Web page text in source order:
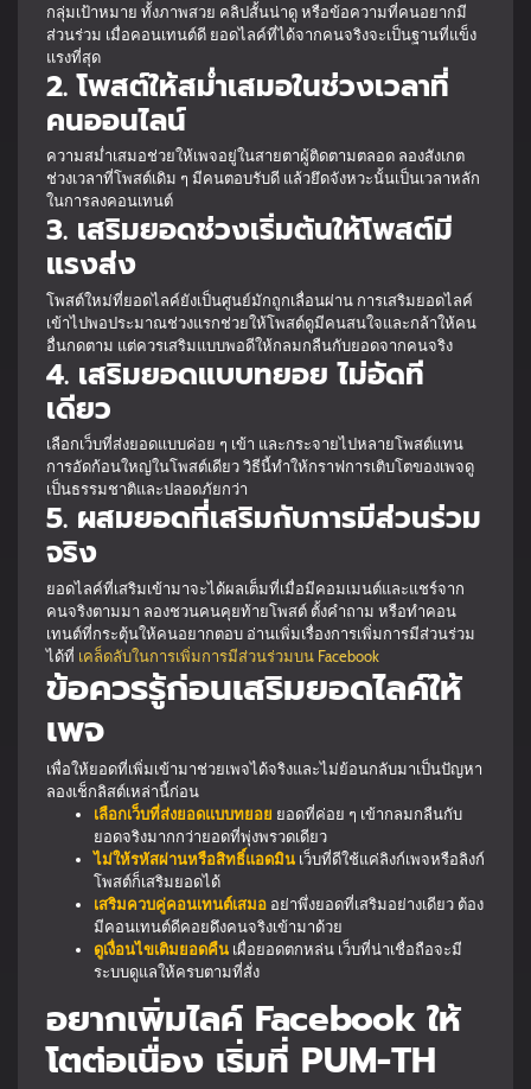
กลุ่มเป้าหมาย ทั้งภาพสวย คลิปสั้นน่าดู หรือข้อความที่คนอยากมี
ส่วนร่วม เมื่อคอนเทนต์ดี ยอดไลค์ที่ได้จากคนจริงจะเป็นฐานที่แข็ง
แรงที่สุด
2. โพสต์ให้สม่ำเสมอในช่วงเวลาที่
คนออนไลน์
ความสม่ำเสมอช่วยให้เพจอยู่ในสายตาผู้ติดตามตลอด ลองสังเกต
ช่วงเวลาที่โพสต์เดิม ๆ มีคนตอบรับดี แล้วยึดจังหวะนั้นเป็นเวลาหลัก
ในการลงคอนเทนต์
3. เสริมยอดช่วงเริ่มต้นให้โพสต์มี
แรงส่ง
โพสต์ใหม่ที่ยอดไลค์ยังเป็นศูนย์มักถูกเลื่อนผ่าน การเสริมยอดไลค์
เข้าไปพอประมาณช่วงแรกช่วยให้โพสต์ดูมีคนสนใจและกล้าให้คน
อื่นกดตาม แต่ควรเสริมแบบพอดีให้กลมกลืนกับยอดจากคนจริง
4. เสริมยอดแบบทยอย ไม่อัดที
เดียว
เลือกเว็บที่ส่งยอดแบบค่อย ๆ เข้า และกระจายไปหลายโพสต์แทน
การอัดก้อนใหญ่ในโพสต์เดียว วิธีนี้ทำให้กราฟการเติบโตของเพจดู
เป็นธรรมชาติและปลอดภัยกว่า
5. ผสมยอดที่เสริมกับการมีส่วนร่วม
จริง
ยอดไลค์ที่เสริมเข้ามาจะได้ผลเต็มที่เมื่อมีคอมเมนต์และแชร์จาก
คนจริงตามมา ลองชวนคนคุยท้ายโพสต์ ตั้งคำถาม หรือทำคอน
เทนต์ที่กระตุ้นให้คนอยากตอบ อ่านเพิ่มเรื่องการเพิ่มการมีส่วนร่วม
ได้ที่ เคล็ดลับในการเพิ่มการมีส่วนร่วมบน Facebook
ข้อควรรู้ก่อนเสริมยอดไลค์ให้
เพจ
เพื่อให้ยอดที่เพิ่มเข้ามาช่วยเพจได้จริงและไม่ย้อนกลับมาเป็นปัญหา
ลองเช็กลิสต์เหล่านี้ก่อน
เลือกเว็บที่ส่งยอดแบบทยอย ยอดที่ค่อย ๆ เข้ากลมกลืนกับ
ยอดจริงมากกว่ายอดที่พุ่งพรวดเดียว
ไม่ให้รหัสผ่านหรือสิทธิ์แอดมิน เว็บที่ดีใช้แค่ลิงก์เพจหรือลิงก์
โพสต์ก็เสริมยอดได้
เสริมควบคู่คอนเทนต์เสมอ อย่าพึ่งยอดที่เสริมอย่างเดียว ต้อง
มีคอนเทนต์ดีคอยดึงคนจริงเข้ามาด้วย
ดูเงื่อนไขเติมยอดคืน เผื่อยอดตกหล่น เว็บที่น่าเชื่อถือจะมี
ระบบดูแลให้ครบตามที่สั่ง
อยากเพิ่มไลค์ Facebook ให้
โตต่อเนื่อง เริ่มที่ PUM-TH